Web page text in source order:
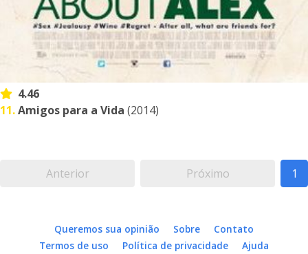
4.46
11.Amigos para a Vida (2014)
Anterior Próximo 1
Queremos sua opinião Sobre
Contato
Termos de uso
Política de privacidade Ajuda